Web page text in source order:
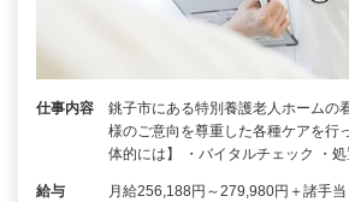
仕事内容
銚子市にある特別養護老人ホームの
様のご意向を尊重した各種ケアを行
体的には】 ・バイタルチェック ・
給与 月給256,188円～279,980円＋諸手当